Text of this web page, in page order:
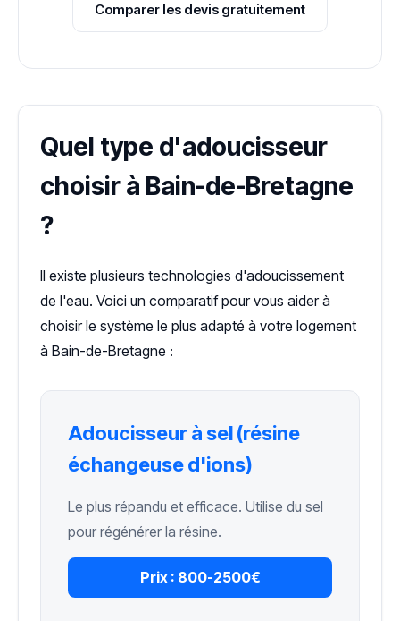
Comparer les devis gratuitement
Quel type d'adoucisseur
choisir à Bain-de-Bretagne
?
Il existe plusieurs technologies d'adoucissement
de l'eau. Voici un comparatif pour vous aider à
choisir le système le plus adapté à votre logement
à Bain-de-Bretagne :
Adoucisseur à sel (résine
échangeuse d'ions)
Le plus répandu et efficace. Utilise du sel
pour régénérer la résine.
Prix : 800-2500€